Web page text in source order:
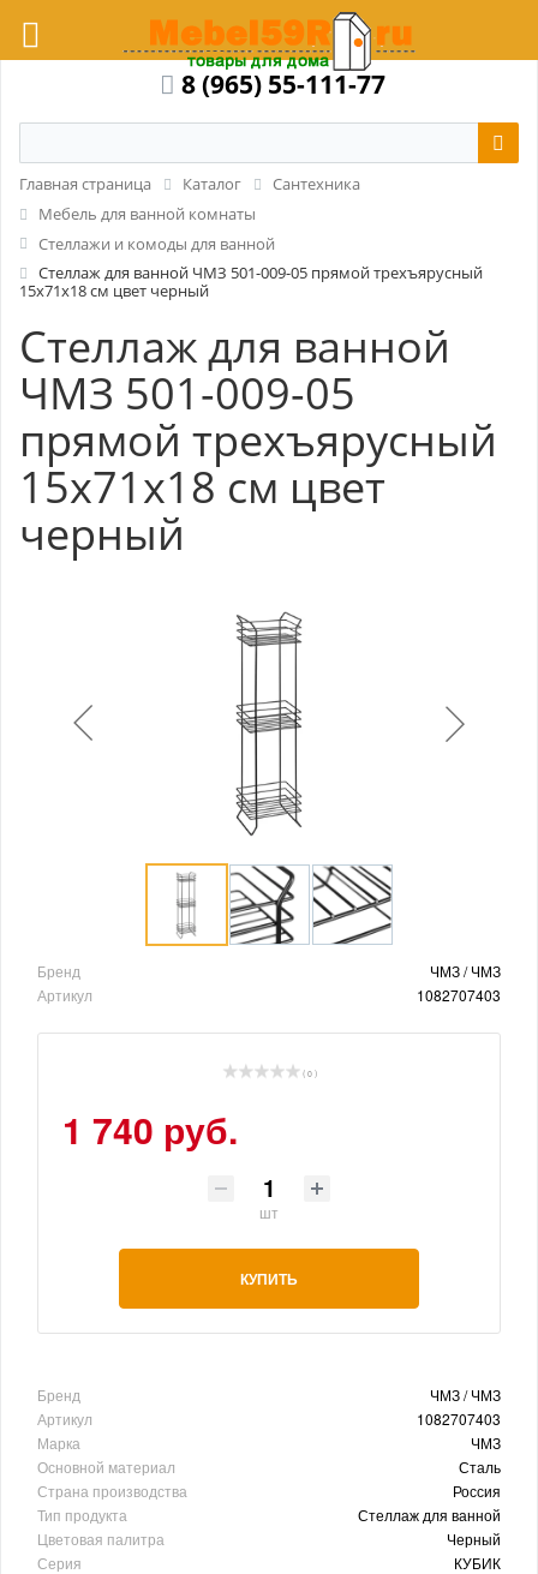
8 (965) 55-111-77
Главная страница Каталог
Сантехника
Мебель для ванной комнаты
Стеллажи и комоды для ванной
Стеллаж для ванной ЧМЗ 501-009-05 прямой трехъярусный
15x71x18 см цвет черный
Стеллаж для ванной
ЧМЗ 501-009-05
прямой трехъярусный
15x71x18 см цвет
черный
Бренд
ЧМЗ / ЧМЗ
Артикул
1082707403
( 0 )
1 740 руб.
шт
КУПИТЬ
Бренд
ЧМЗ / ЧМЗ
Артикул
1082707403
Марка
ЧМЗ
Основной материал
Сталь
Страна производства
Россия
Тип продукта
Стеллаж для ванной
Цветовая палитра
Черный
Серия
КУБИК